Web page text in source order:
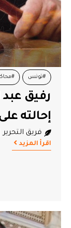
#تونس
رفيق
إحالته
فريق التحرير
اقرأ المزيد